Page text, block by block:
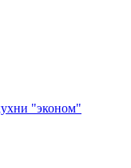
"эконом"